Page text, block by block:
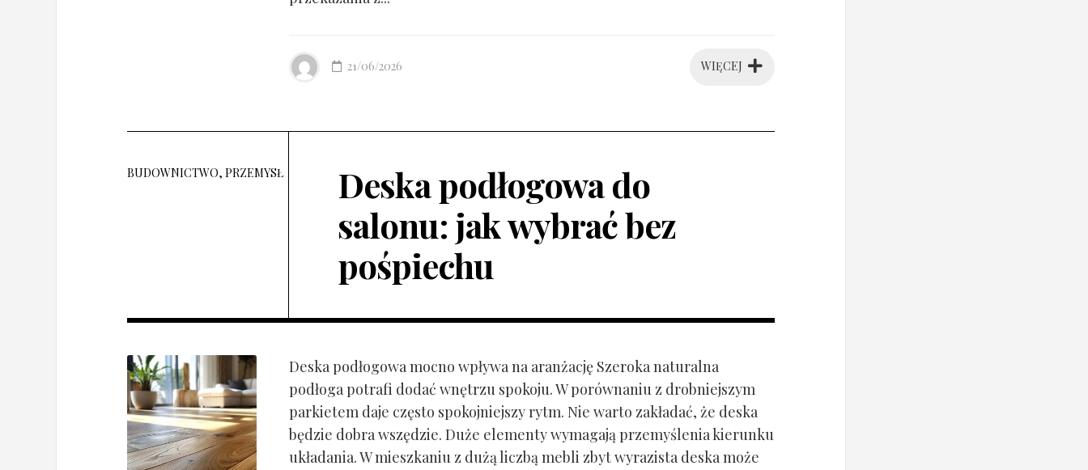
WIĘCEJ
21/06/2026
BUDOWNICTWO, PRZEMYSŁ
Deska podłogowa do
salonu: jak wybrać bez
pośpiechu
Deska podłogowa mocno wpływa na aranżację Szeroka naturalna
podłoga potrafi dodać wnętrzu spokoju. W porównaniu z drobniejszym
parkietem daje często spokojniejszy rytm. Nie warto zakładać, że deska
będzie dobra wszędzie. Duże elementy wymagają przemyślenia kierunku
układania. W mieszkaniu z dużą liczbą mebli zbyt wyrazista deska może